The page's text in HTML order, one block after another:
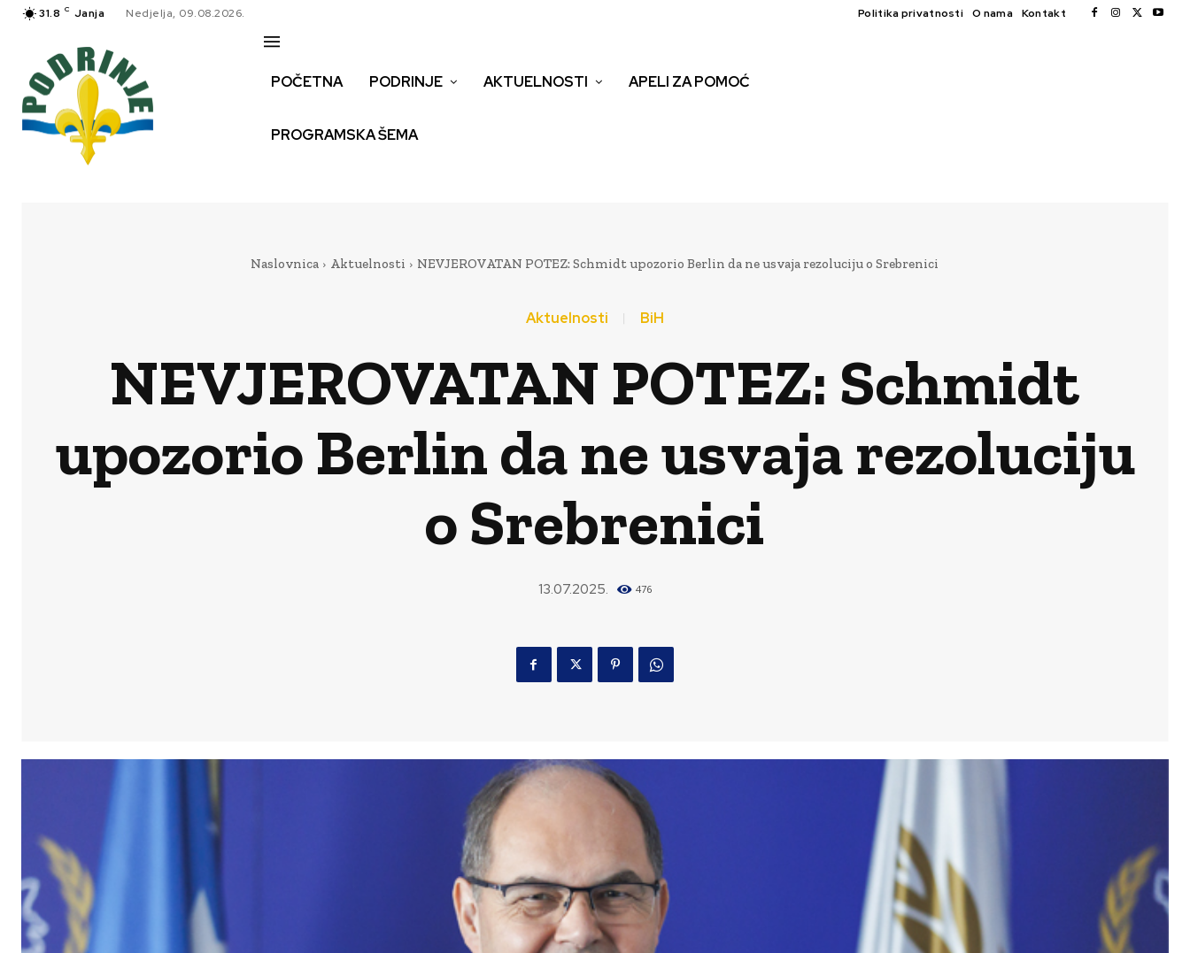
31.8 C Janja Nedjelja, 09.08.2026. Politika privatnosti O nama Kontakt
POČETNA PODRINJE AKTUELNOSTI APELI ZA POMOĆ
PROGRAMSKA ŠEMA
Naslovnica Aktuelnosti NEVJEROVATAN POTEZ: Schmidt upozorio Berlin da ne usvaja rezoluciju o Srebrenici
Aktuelnosti BiH
NEVJEROVATAN POTEZ: Schmidt
upozorio Berlin da ne usvaja rezoluciju
o Srebrenici
13.07.2025. 476